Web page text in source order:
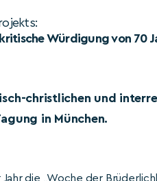
Würdigung von 70
christlichen und
in München.
Jahr die „Woche der